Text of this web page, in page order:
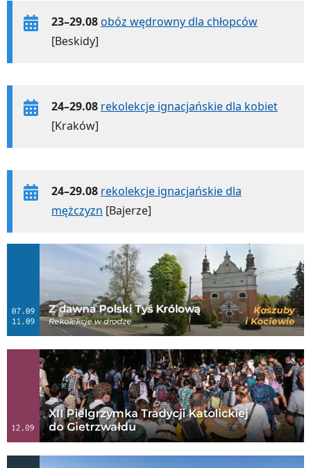
23–29.08obóz wędrowny dla chłopców
[Beskidy]
24–29.08 rekolekcje ignacjańskie dla kobiet
[Kraków]
24–29.08 rekolekcje ignacjańskie dla
mężczyzn [Bajerze]